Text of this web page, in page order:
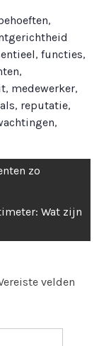
,
,functies,
,
, medewerker,
, reputatie,
,
zo
Wat zijn
velden